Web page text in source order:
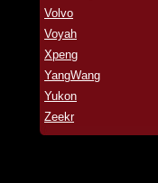
Volvo
Voyah
Xpeng
YangWang
Yukon
Zeekr